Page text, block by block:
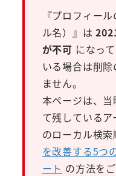
『プロフィー
ル名）』は
が不可 になっ
いる場合は削
ません。
本ページは、
て残している
のローカル検索
を改善する5つ
ート の方法を